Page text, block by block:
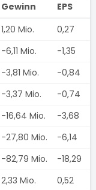
Gewinn EPS
1,20 Mio. 0,27
-6,11 Mio. -1,35
-3,81 Mio. -0,84
-3,37 Mio. -0,74
-16,64 Mio. -3,68
-27,80 Mio. -6,14
-82,79 Mio. -18,29
2,33 Mio. 0,52